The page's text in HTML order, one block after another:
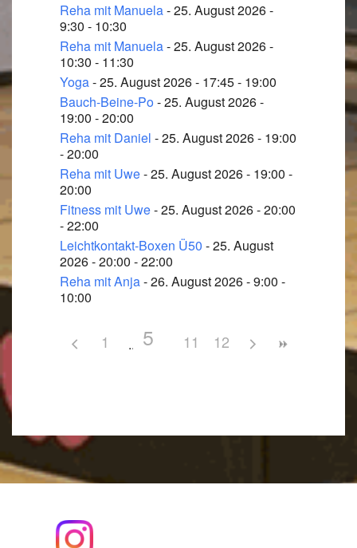
Reha mit Manuela- 25. August 2026 -
9:30 - 10:30
Reha mit Manuela- 25. August 2026 -
10:30 - 11:30
Yoga- 25. August 2026 - 17:45 - 19:00
Bauch-Beine-Po- 25. August 2026 -
19:00 - 20:00
Reha mit Daniel - 25. August 2026 - 19:00
- 20:00
Reha mit Uwe- 25. August 2026 - 19:00 -
20:00
Fitness mit Uwe- 25. August 2026 - 20:00
- 22:00
Leichtkontakt-Boxen Ü50 - 25. August
2026 - 20:00 - 22:00
Reha mit Anja- 26. August 2026 - 9:00 -
10:00
1 5 11 12